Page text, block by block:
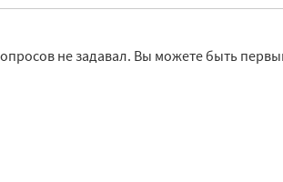
не задавал. Вы можете быть